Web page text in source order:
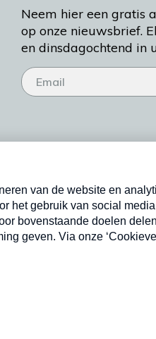
Neem hier een gratis
op onze nieuwsbrief.
en dinsdagochtend in
hier een gratis abonnement